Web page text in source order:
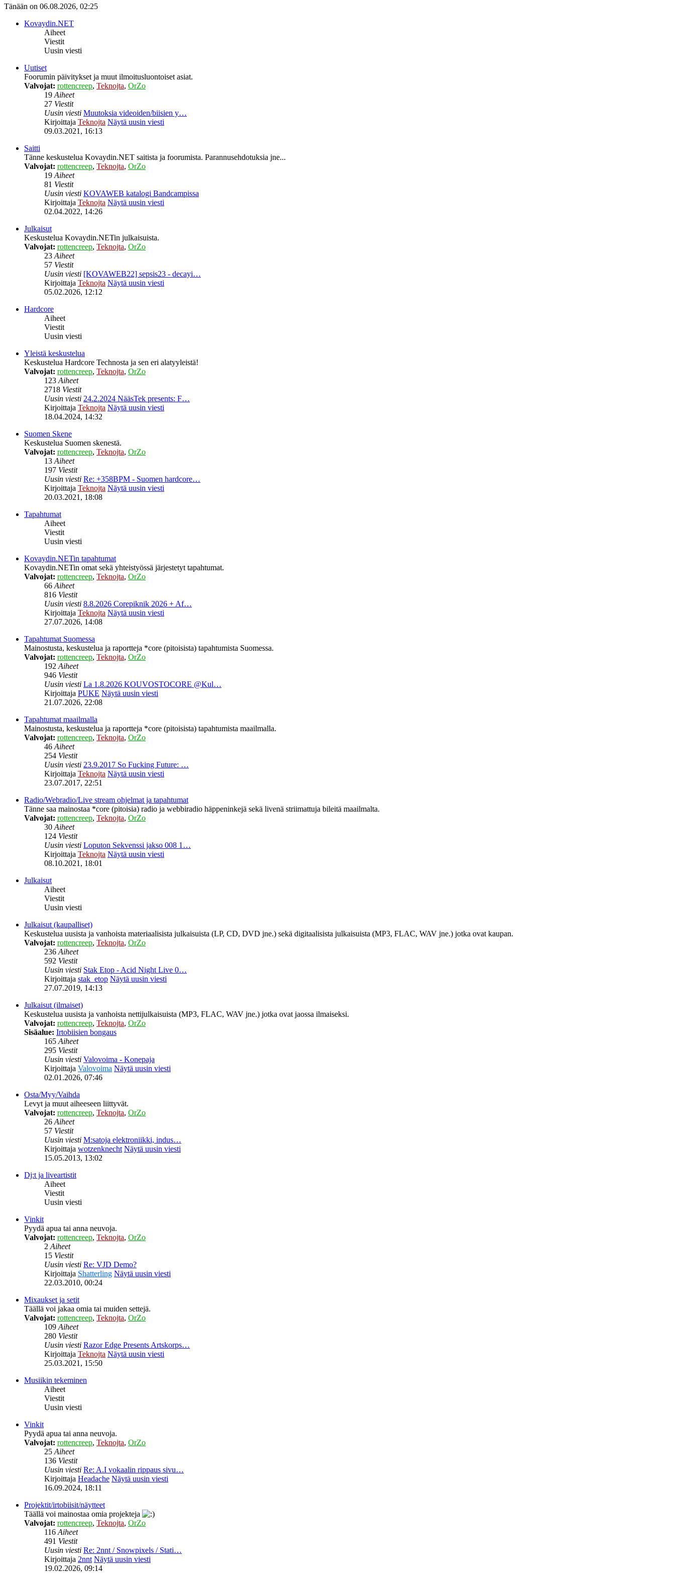
Tänään on 06.08.2026, 02:25
Kovaydin.NET
Aiheet
Viestit
Uusin viesti
Uutiset
Foorumin päivitykset ja muut ilmoitusluontoiset asiat.
Valvojat: rottencreep, Teknojta, OrZo
19Aiheet
27 Viestit
Uusin viesti Muutoksia videoiden/biisien y…
Kirjoittaja Teknojta Näytä uusin viesti
09.03.2021, 16:13
Saitti
Tänne keskustelua Kovaydin.NET saitista ja foorumista. Parannusehdotuksia jne...
Valvojat: rottencreep, Teknojta, OrZo
19Aiheet
81 Viestit
Uusin viesti KOVAWEB katalogi Bandcampissa
Kirjoittaja Teknojta Näytä uusin viesti
02.04.2022, 14:26
Julkaisut
Keskustelua Kovaydin.NETin julkaisuista.
Valvojat: rottencreep, Teknojta, OrZo
23Aiheet
57 Viestit
Uusin viesti [KOVAWEB22] sepsis23 - decayi…
Kirjoittaja Teknojta Näytä uusin viesti
05.02.2026, 12:12
Hardcore
Aiheet
Viestit
Uusin viesti
Yleistä keskustelua
Keskustelua Hardcore Technosta ja sen eri alatyyleistä!
Valvojat: rottencreep, Teknojta, OrZo
123Aiheet
2718 Viestit
Uusin viesti 24.2.2024 NääsTek presents: F…
Kirjoittaja Teknojta Näytä uusin viesti
18.04.2024, 14:32
Suomen Skene
Keskustelua Suomen skenestä.
Valvojat: rottencreep, Teknojta, OrZo
13Aiheet
197 Viestit
Uusin viesti Re: +358BPM - Suomen hardcore…
Kirjoittaja Teknojta Näytä uusin viesti
20.03.2021, 18:08
Tapahtumat
Aiheet
Viestit
Uusin viesti
Kovaydin.NETin tapahtumat
Kovaydin.NETin omat sekä yhteistyössä järjestetyt tapahtumat.
Valvojat: rottencreep, Teknojta, OrZo
66Aiheet
816 Viestit
Uusin viesti 8.8.2026 Corepiknik 2026 + Af…
Kirjoittaja Teknojta Näytä uusin viesti
27.07.2026, 14:08
Tapahtumat Suomessa
Mainostusta, keskustelua ja raportteja *core (pitoisista) tapahtumista Suomessa.
Valvojat: rottencreep, Teknojta, OrZo
192Aiheet
946 Viestit
Uusin viesti La 1.8.2026 KOUVOSTOCORE @Kul…
Kirjoittaja PUKE Näytä uusin viesti
21.07.2026, 22:08
Tapahtumat maailmalla
Mainostusta, keskustelua ja raportteja *core (pitoisista) tapahtumista maailmalla.
Valvojat: rottencreep, Teknojta, OrZo
46Aiheet
254 Viestit
Uusin viesti 23.9.2017 So Fucking Future: …
Kirjoittaja Teknojta Näytä uusin viesti
23.07.2017, 22:51
Radio/Webradio/Live stream ohjelmat ja tapahtumat
Tänne saa mainostaa *core (pitoisia) radio ja webbiradio häppeninkejä sekä livenä striimattuja bileitä maailmalta.
Valvojat: rottencreep, Teknojta, OrZo
30Aiheet
124 Viestit
Uusin viesti Loputon Sekvenssi jakso 008 1…
Kirjoittaja Teknojta Näytä uusin viesti
08.10.2021, 18:01
Julkaisut
Aiheet
Viestit
Uusin viesti
Julkaisut (kaupalliset)
Keskustelua uusista ja vanhoista materiaalisista julkaisuista (LP, CD, DVD jne.) sekä digitaalisista julkaisuista (MP3, FLAC, WAV jne.) jotka ovat kaupan.
Valvojat: rottencreep, Teknojta, OrZo
236Aiheet
592 Viestit
Uusin viesti Stak Etop - Acid Night Live 0…
Kirjoittaja stak_etop Näytä uusin viesti
27.07.2019, 14:13
Julkaisut (ilmaiset)
Keskustelua uusista ja vanhoista nettijulkaisuista (MP3, FLAC, WAV jne.) jotka ovat jaossa ilmaiseksi.
Valvojat: rottencreep, Teknojta, OrZo
Sisäalue: Irtobiisien bongaus
165Aiheet
295 Viestit
Uusin viesti Valovoima - Konepaja
Kirjoittaja Valovoima Näytä uusin viesti
02.01.2026, 07:46
Osta/Myy/Vaihda
Levyt ja muut aiheeseen liittyvät.
Valvojat: rottencreep, Teknojta, OrZo
26Aiheet
57 Viestit
Uusin viesti M:satoja elektroniikki, indus…
Kirjoittaja wotzenknecht Näytä uusin viesti
15.05.2013, 13:02
Dj:t ja liveartistit
Aiheet
Viestit
Uusin viesti
Vinkit
Pyydä apua tai anna neuvoja.
Valvojat: rottencreep, Teknojta, OrZo
2Aiheet
15 Viestit
Uusin viesti Re: VJD Demo?
Kirjoittaja Shatterling Näytä uusin viesti
22.03.2010, 00:24
Mixaukset ja setit
Täällä voi jakaa omia tai muiden settejä.
Valvojat: rottencreep, Teknojta, OrZo
109Aiheet
280 Viestit
Uusin viesti Razor Edge Presents Artskorps…
Kirjoittaja Teknojta Näytä uusin viesti
25.03.2021, 15:50
Musiikin tekeminen
Aiheet
Viestit
Uusin viesti
Vinkit
Pyydä apua tai anna neuvoja.
Valvojat: rottencreep, Teknojta, OrZo
25Aiheet
136 Viestit
Uusin viesti Re: A.I vokaalin rippaus sivu…
Kirjoittaja Headache Näytä uusin viesti
16.09.2024, 18:11
Projektit/irtobiisit/näytteet
Täällä voi mainostaa omia projekteja
Valvojat: rottencreep, Teknojta, OrZo
116Aiheet
491 Viestit
Uusin viesti Re: 2nnt / Snowpixels / Stati…
Kirjoittaja 2nnt Näytä uusin viesti
19.02.2026, 09:14